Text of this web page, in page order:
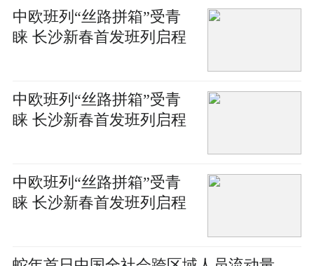
中欧班列“丝路拼箱”受青
睐 长沙新春首发班列启程
中欧班列“丝路拼箱”受青
睐 长沙新春首发班列启程
中欧班列“丝路拼箱”受青
睐 长沙新春首发班列启程